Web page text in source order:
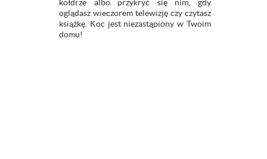
kołdrze albo przykryć się nim, gdy
oglądasz wieczorem telewizję czy czytasz
książkę. Koc jest niezastąpiony w Twoim
domu!